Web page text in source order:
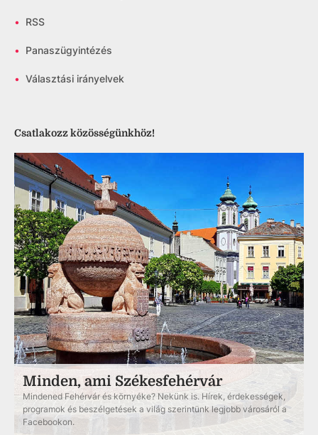
• RSS
• Panaszügyintézés
• Választási irányelvek
Csatlakozz közösségünkhöz!
Minden, ami Székesfehérvár
Mindened Fehérvár és környéke? Nekünk is. Hírek, érdekességek,
programok és beszélgetések a világ szerintünk legjobb városáról a
Facebookon.